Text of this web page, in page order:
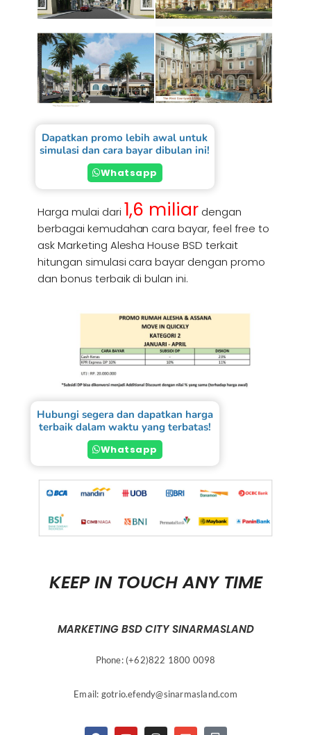
Dapatkan promo lebih awal untuk
simulasi dan cara bayar dibulan ini!
Whatsapp
Harga mulai dari 1,6 miliar dengan
berbagai kemudahan cara bayar, feel free to
ask Marketing Alesha House BSD terkait
hitungan simulasi cara bayar dengan promo
dan bonus terbaik di bulan ini.
Hubungi segera dan dapatkan harga
terbaik dalam waktu yang terbatas!
Whatsapp
KEEP IN TOUCH ANY TIME
MARKETING BSD CITY SINARMASLAND
Phone: (+62)822 1800 0098
Email: gotrio.efendy@sinarmasland.com